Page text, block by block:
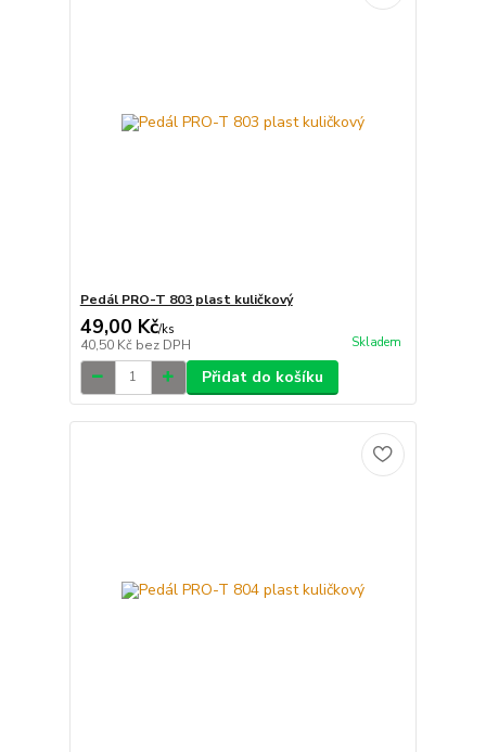
Pedál PRO-T 803 plast kuličkový
49,00 Kč/ks
40,50 Kč bez DPH Skladem
Přidat do košíku